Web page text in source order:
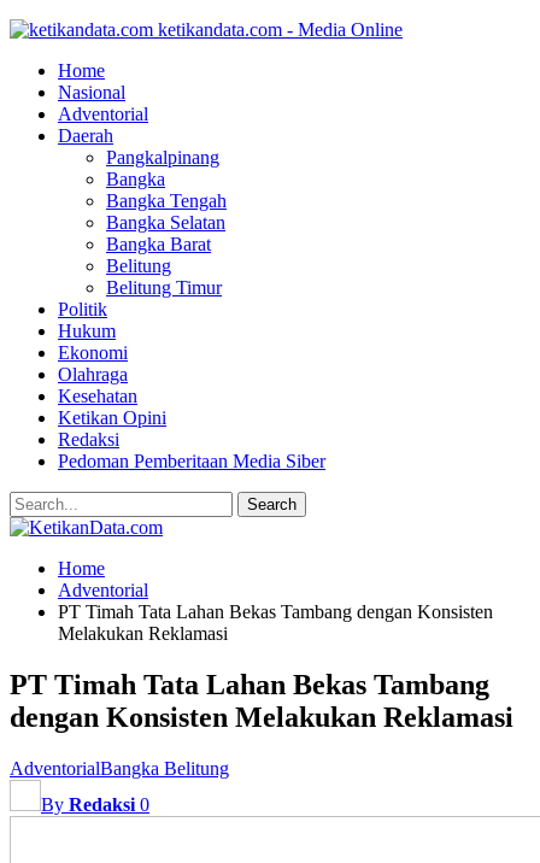
ketikandata.com - Media Online
Home
Nasional
Adventorial
Daerah
Pangkalpinang
Bangka
Bangka Tengah
Bangka Selatan
Bangka Barat
Belitung
Belitung Timur
Politik
Hukum
Ekonomi
Olahraga
Kesehatan
Ketikan Opini
Redaksi
Pedoman Pemberitaan Media Siber
Home
Adventorial
PT Timah Tata Lahan Bekas Tambang dengan Konsisten
Melakukan Reklamasi
PT Timah Tata Lahan Bekas Tambang
dengan Konsisten Melakukan Reklamasi
AdventorialBangka Belitung
By Redaksi 0